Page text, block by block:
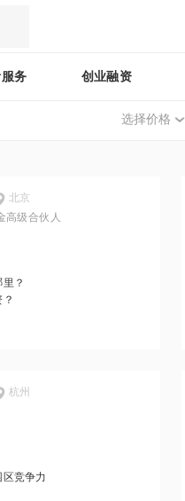
务 创业融资
选择价格
北京
高级合伙人
？
杭州
竞争力